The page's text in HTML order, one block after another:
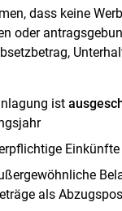
dass keine
oder
ist
als